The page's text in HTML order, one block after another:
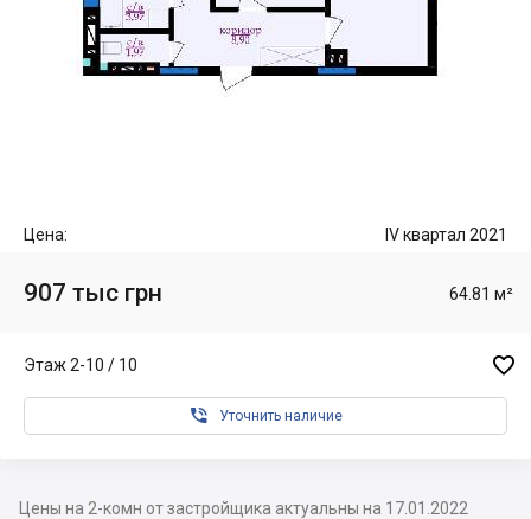
Цена: IV квартал 2021
907 тыс грн 64.81 м²
Этаж 2-10 / 10 
 Уточнить наличие
Цены на 2-комн от застройщика актуальны на 17.01.2022